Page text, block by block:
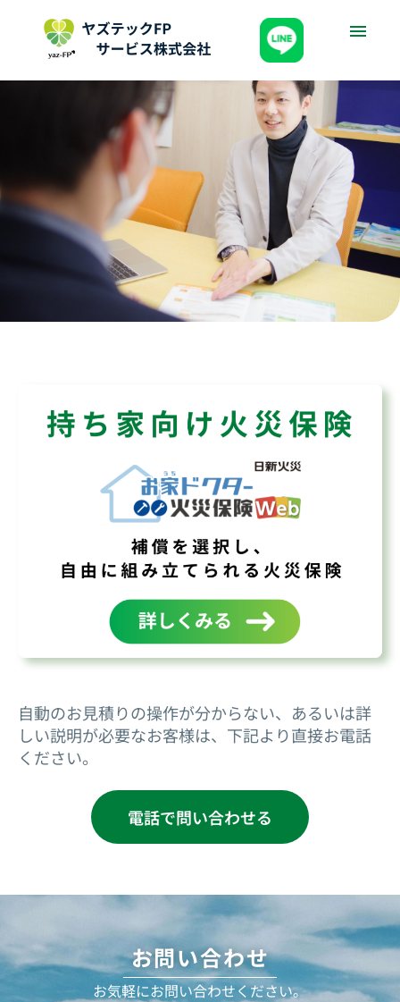
お家ドクター火災保険
Web
自動のお見積りの操作が分からない、あるいは詳
しい説明が必要なお客様は、下記より直接お電話
ください。
電話で問い合わせる
お問い合わせ
お気軽にお問い合わせください。